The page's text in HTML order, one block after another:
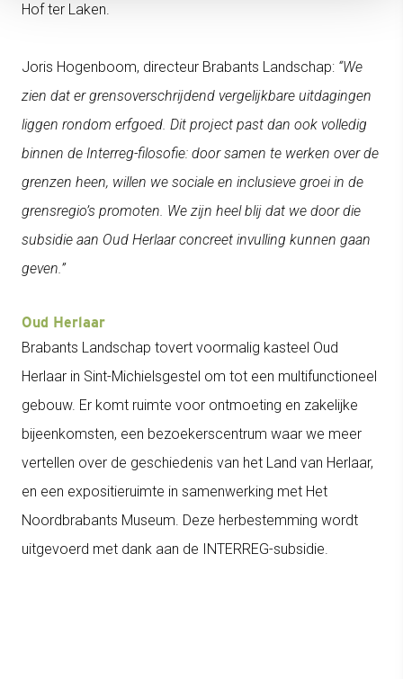
Hof ter Laken.
Joris Hogenboom, directeur Brabants Landschap: “We
zien dat er grensoverschrijdend vergelijkbare uitdagingen
liggen rondom erfgoed. Dit project past dan ook volledig
binnen de Interreg-filosofie: door samen te werken over de
grenzen heen, willen we sociale en inclusieve groei in de
grensregio’s promoten. We zijn heel blij dat we door die
subsidie aan Oud Herlaar concreet invulling kunnen gaan
geven.”
Oud Herlaar
Brabants Landschap tovert voormalig kasteel Oud
Herlaar in Sint-Michielsgestel om tot een multifunctioneel
gebouw. Er komt ruimte voor ontmoeting en zakelijke
bijeenkomsten, een bezoekerscentrum waar we meer
vertellen over de geschiedenis van het Land van Herlaar,
en een expositieruimte in samenwerking met Het
Noordbrabants Museum. Deze herbestemming wordt
uitgevoerd met dank aan de INTERREG-subsidie.